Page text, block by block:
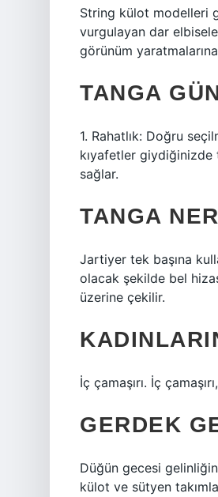
String külot modelleri
vurgulayan dar
görünüm
TANGA
1. Rahatlık: Doğru
kıyafetler giydiğinizde
sağlar.
TANGA
Jartiyer tek başına
olacak şekilde bel
üzerine çekilir.
İç çamaşırı. İç
GERDEK
Düğün gecesi
külot ve sütyen